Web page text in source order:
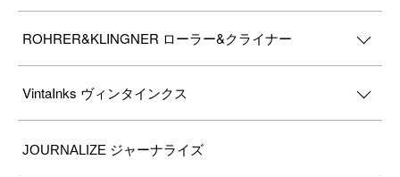
ROHRER&KLINGNER ローラー&クライナー
VintaInks ヴィンタインクス
JOURNALIZE ジャーナライズ